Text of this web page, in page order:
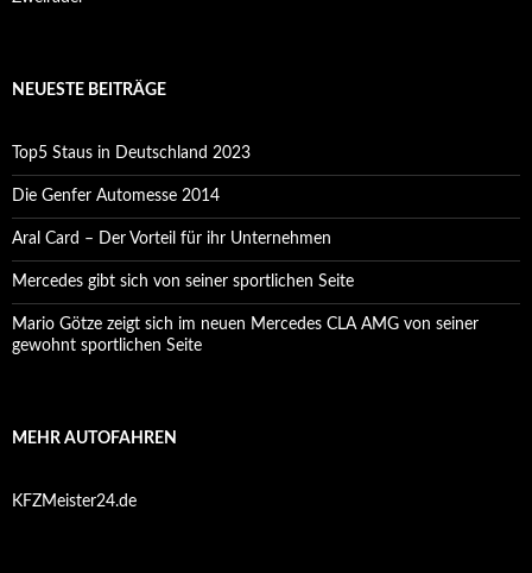
NEUESTE BEITRÄGE
Top5 Staus in Deutschland 2023
Die Genfer Automesse 2014
Aral Card – Der Vorteil für ihr Unternehmen
Mercedes gibt sich von seiner sportlichen Seite
Mario Götze zeigt sich im neuen Mercedes CLA AMG von seiner
gewohnt sportlichen Seite
MEHR AUTOFAHREN
KFZMeister24.de